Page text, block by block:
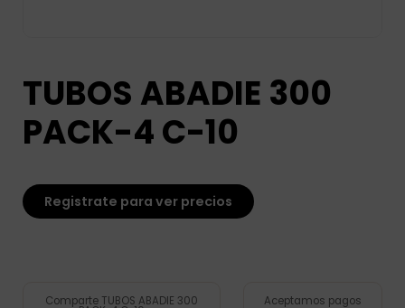
TUBOS ABADIE 300
PACK-4 C-10
Registrate para ver precios
Comparte TUBOS ABADIE 300 Aceptamos pagos